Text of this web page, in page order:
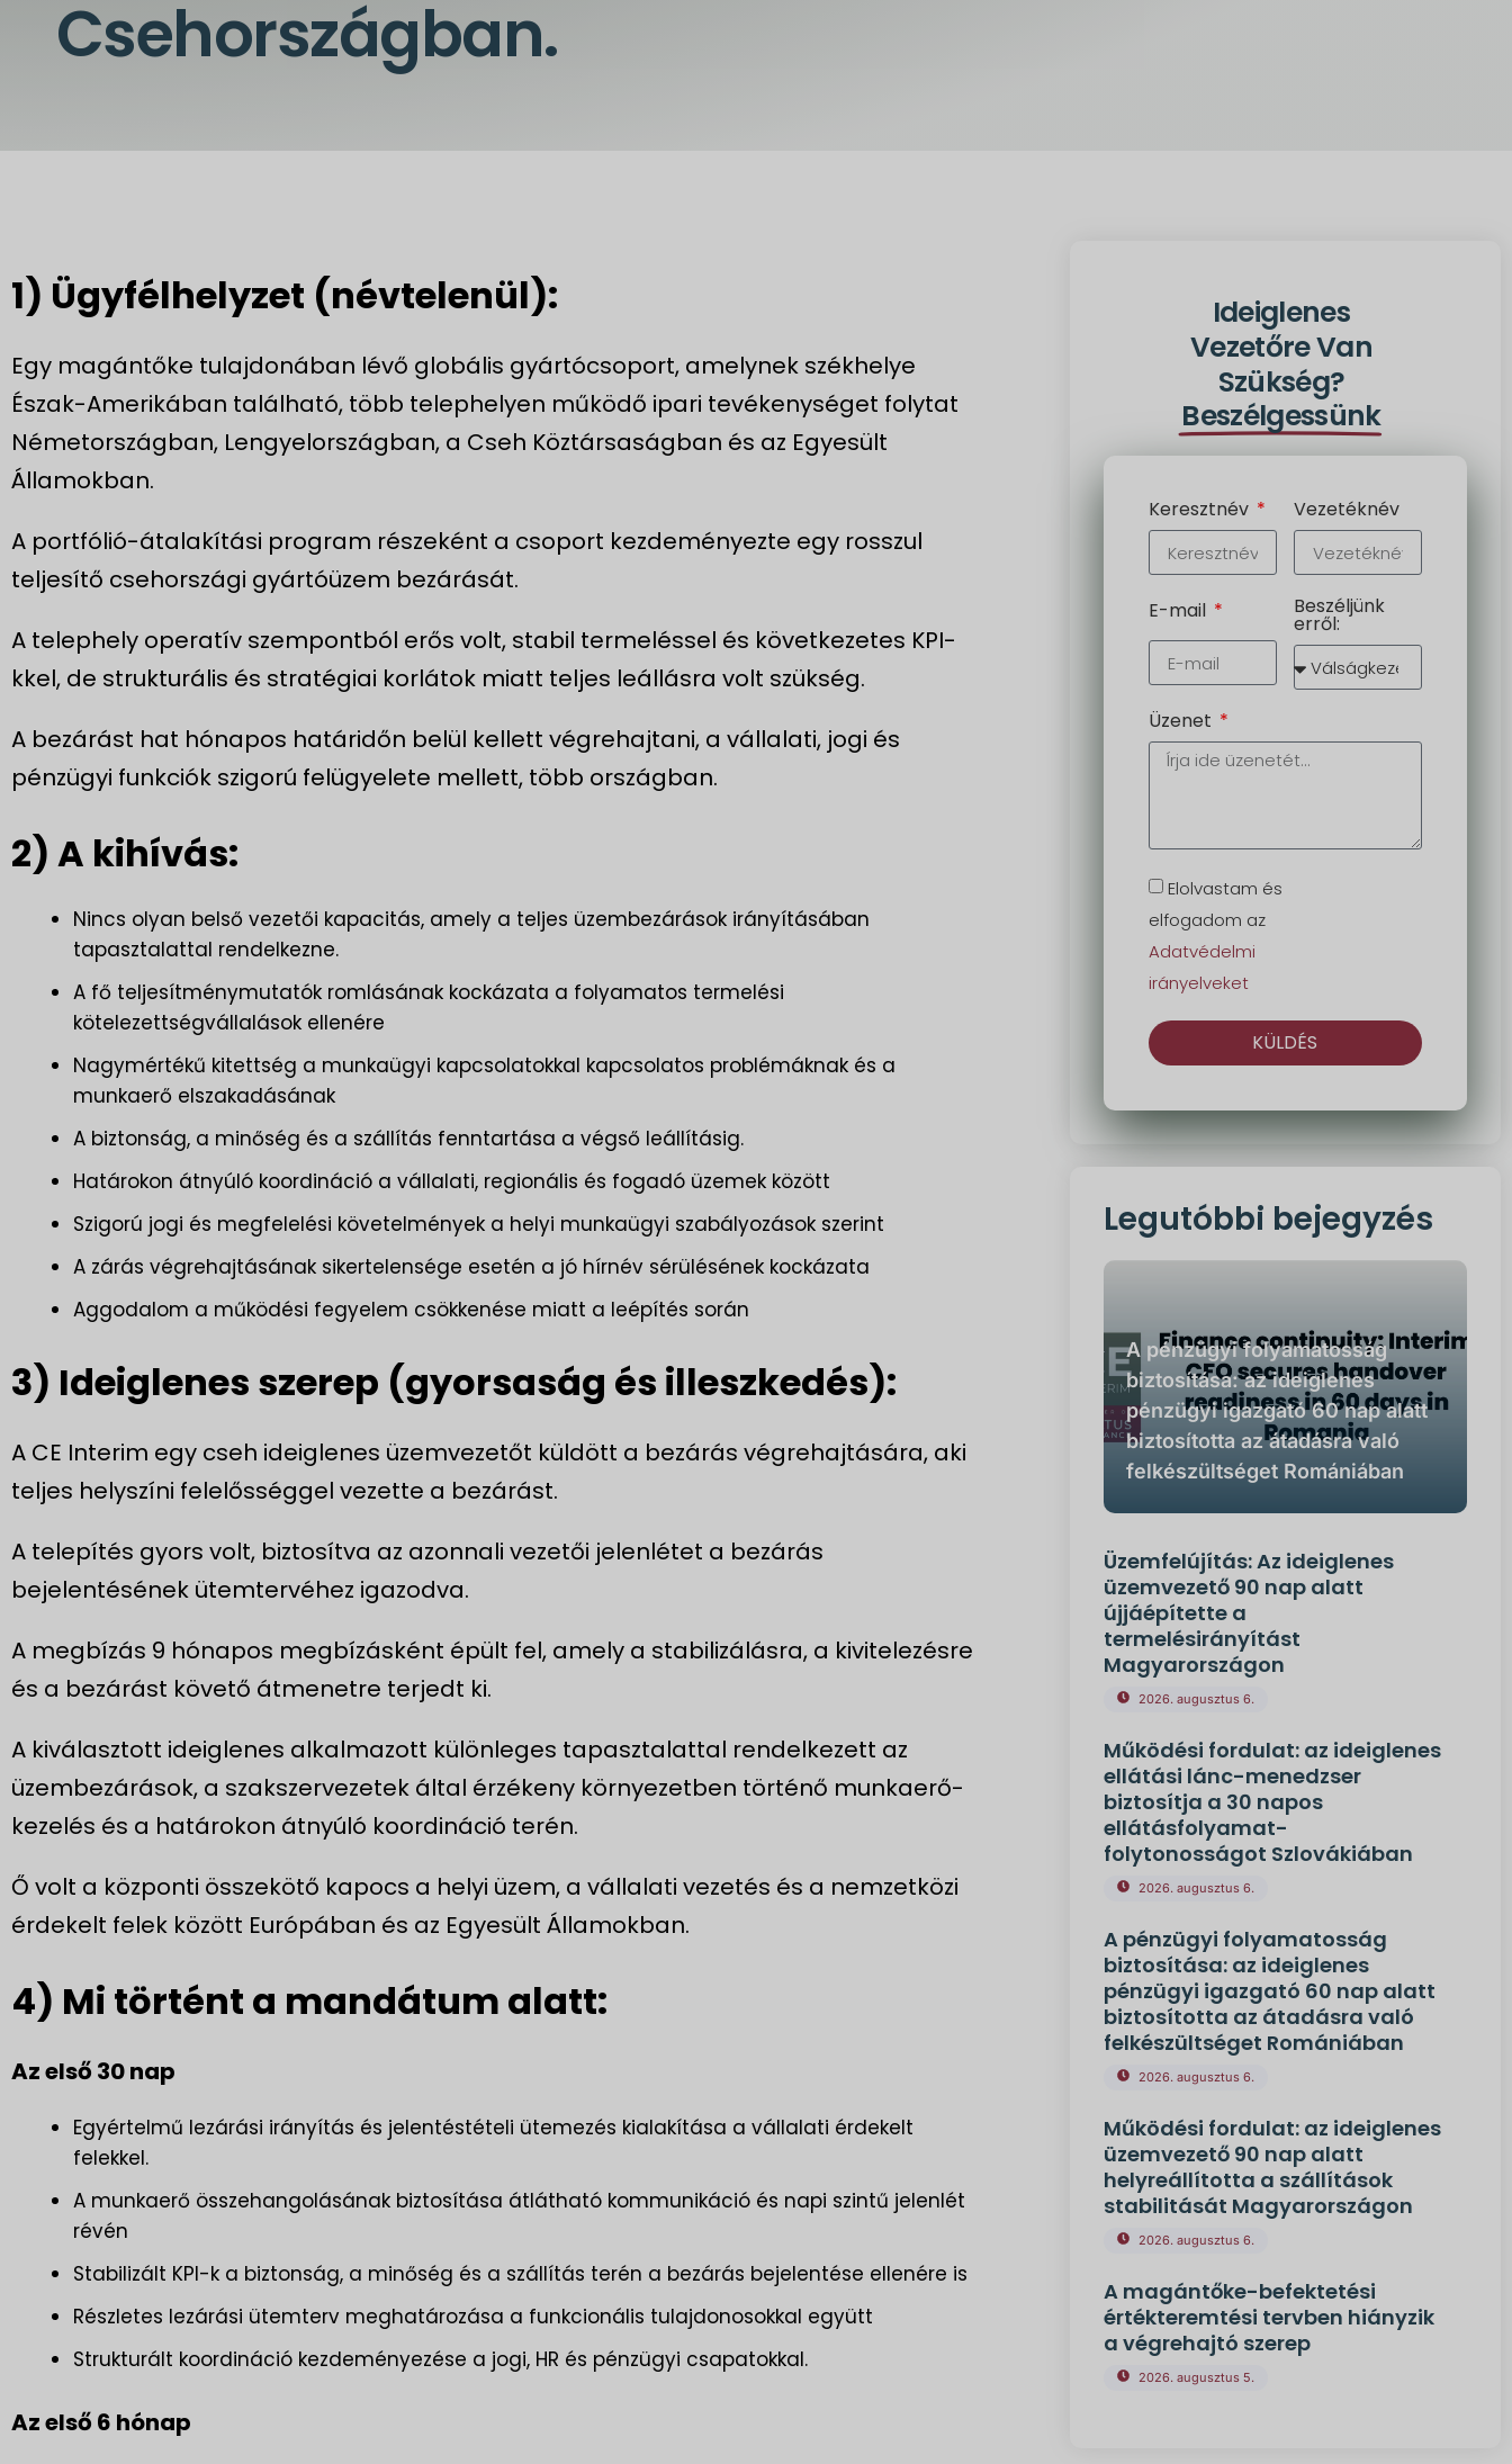
Csehországban.
1) Ügyfélhelyzet (névtelenül):
Egy magántőke tulajdonában lévő globális gyártócsoport, amelynek székhelye
Észak-Amerikában található, több telephelyen működő ipari tevékenységet folytat
Németországban, Lengyelországban, a Cseh Köztársaságban és az Egyesült
Államokban.
A portfólió-átalakítási program részeként a csoport kezdeményezte egy rosszul
teljesítő csehországi gyártóüzem bezárását.
A telephely operatív szempontból erős volt, stabil termeléssel és következetes KPI-
kkel, de strukturális és stratégiai korlátok miatt teljes leállásra volt szükség.
A bezárást hat hónapos határidőn belül kellett végrehajtani, a vállalati, jogi és
pénzügyi funkciók szigorú felügyelete mellett, több országban.
2) A kihívás:
Nincs olyan belső vezetői kapacitás, amely a teljes üzembezárások irányításában
tapasztalattal rendelkezne.
A fő teljesítménymutatók romlásának kockázata a folyamatos termelési
kötelezettségvállalások ellenére
Nagymértékű kitettség a munkaügyi kapcsolatokkal kapcsolatos problémáknak és a
munkaerő elszakadásának
A biztonság, a minőség és a szállítás fenntartása a végső leállításig.
Határokon átnyúló koordináció a vállalati, regionális és fogadó üzemek között
Szigorú jogi és megfelelési követelmények a helyi munkaügyi szabályozások szerint
A zárás végrehajtásának sikertelensége esetén a jó hírnév sérülésének kockázata
Aggodalom a működési fegyelem csökkenése miatt a leépítés során
3) Ideiglenes szerep (gyorsaság és illeszkedés):
A CE Interim egy cseh ideiglenes üzemvezetőt küldött a bezárás végrehajtására, aki
teljes helyszíni felelősséggel vezette a bezárást.
A telepítés gyors volt, biztosítva az azonnali vezetői jelenlétet a bezárás
bejelentésének ütemtervéhez igazodva.
A megbízás 9 hónapos megbízásként épült fel, amely a stabilizálásra, a kivitelezésre
és a bezárást követő átmenetre terjedt ki.
A kiválasztott ideiglenes alkalmazott különleges tapasztalattal rendelkezett az
üzembezárások, a szakszervezetek által érzékeny környezetben történő munkaerő-
kezelés és a határokon átnyúló koordináció terén.
Ő volt a központi összekötő kapocs a helyi üzem, a vállalati vezetés és a nemzetközi
érdekelt felek között Európában és az Egyesült Államokban.
4) Mi történt a mandátum alatt:
Az első 30 nap
Egyértelmű lezárási irányítás és jelentéstételi ütemezés kialakítása a vállalati érdekelt
felekkel.
A munkaerő összehangolásának biztosítása átlátható kommunikáció és napi szintű jelenlét
révén
Stabilizált KPI-k a biztonság, a minőség és a szállítás terén a bezárás bejelentése ellenére is
Részletes lezárási ütemterv meghatározása a funkcionális tulajdonosokkal együtt
Strukturált koordináció kezdeményezése a jogi, HR és pénzügyi csapatokkal.
Az első 6 hónap
Ideiglenes
Vezetőre Van
Szükség?
Beszélgessünk
Keresztnév Vezetéknév
E-mail Beszéljünk
erről:
Üzenet
Elolvastam és
elfogadom az
Adatvédelmi
irányelveket
KÜLDÉS
Legutóbbi bejegyzés
A pénzügyi folyamatosság
biztosítása: az ideiglenes
pénzügyi igazgató 60 nap alatt
biztosította az átadásra való
felkészültséget Romániában
Üzemfelújítás: Az ideiglenes
üzemvezető 90 nap alatt
újjáépítette a
termelésirányítást
Magyarországon
2026. augusztus 6.
Működési fordulat: az ideiglenes
ellátási lánc-menedzser
biztosítja a 30 napos
ellátásfolyamat-
folytonosságot Szlovákiában
2026. augusztus 6.
A pénzügyi folyamatosság
biztosítása: az ideiglenes
pénzügyi igazgató 60 nap alatt
biztosította az átadásra való
felkészültséget Romániában
2026. augusztus 6.
Működési fordulat: az ideiglenes
üzemvezető 90 nap alatt
helyreállította a szállítások
stabilitását Magyarországon
2026. augusztus 6.
A magántőke-befektetési
értékteremtési tervben hiányzik
a végrehajtó szerep
2026. augusztus 5.